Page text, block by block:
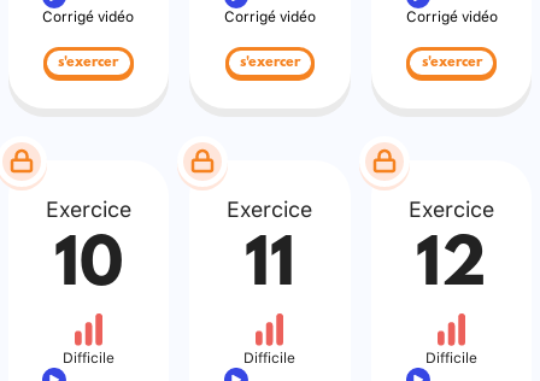
Corrigé vidéo
s'exercer
Corrigé vidéo
s'exercer
Corrigé vidéo
s'exercer
Exercice
10
Difficile
Exercice
11
Difficile
Exercice
12
Difficile